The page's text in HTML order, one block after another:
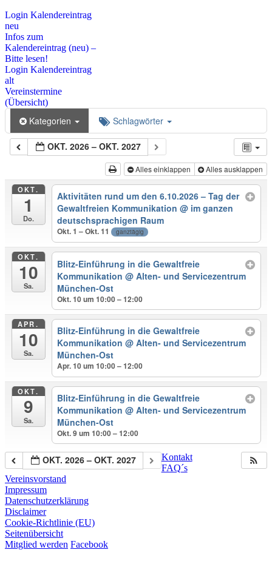
Login Kalendereintrag
neu
Infos zum
Kalendereintrag (neu) –
Bitte lesen!
Login Kalendereintrag
alt
Vereinstermine
(Übersicht)
Kategorien Schlagwörter
OKT. 2026 – OKT. 2027
Alles einklappen Alles ausklappen
OKT.
1
Do.
Aktivitäten rund um den 6.10.2026 – Tag der
Gewaltfreien Kommunikation@ im ganzen
deutschsprachigen Raum
Okt. 1 – Okt. 11 ganztägig
OKT.
10
Sa.
Blitz-Einführung in die Gewaltfreie
Kommunikation@ Alten- und Servicezentrum
München-Ost
Okt. 10 um 10:00 – 12:00
APR.
10
Sa.
Blitz-Einführung in die Gewaltfreie
Kommunikation@ Alten- und Servicezentrum
München-Ost
Apr. 10 um 10:00 – 12:00
OKT.
9
Sa.
Blitz-Einführung in die Gewaltfreie
Kommunikation@ Alten- und Servicezentrum
München-Ost
Okt. 9 um 10:00 – 12:00
OKT. 2026 – OKT. 2027
Kontakt
FAQ´s
Vereinsvorstand
Impressum
Datenschutzerklärung
Disclaimer
Cookie-Richtlinie (EU)
Seitenübersicht
Mitglied werden Facebook